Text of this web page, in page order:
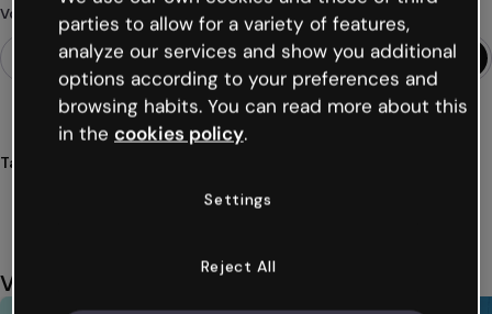
Vous cherchez autre chose ?
Tags
Vous aimerez aussi
parties to allow for a variety of features,
analyze our services and show you additional
options according to your preferences and
browsing habits. You can read more about this
in the cookies policy.
Settings
Reject All